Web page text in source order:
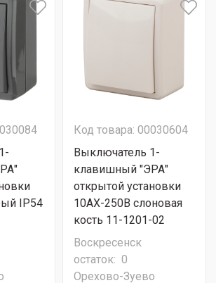
IP54
Код товара: 00030604
Выключатель 1-
клавишный "ЭРА"
открытой установки
10АХ-250В слоновая
кость 11-1201-02
Воскресенск
остаток: 0
Орехово-Зуево